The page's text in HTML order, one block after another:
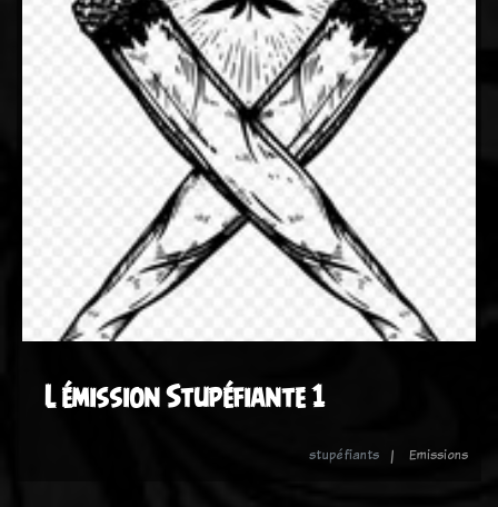
L émission Stupéfiante 1
stupéfiants Emissions